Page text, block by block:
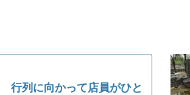
行列に向かって店員がひと